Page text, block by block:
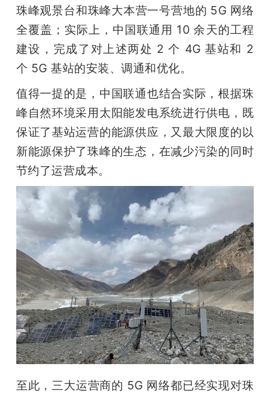
珠峰观景台和珠峰大本营一号营地的 5G 网络
全覆盖；实际上，中国联通用 10 余天的工程
建设，完成了对上述两处 2 个 4G 基站和 2
个 5G 基站的安装、调通和优化。
值得一提的是，中国联通也结合实际，根据珠
峰自然环境采用太阳能发电系统进行供电，既
保证了基站运营的能源供应，又最大限度的以
新能源保护了珠峰的生态，在减少污染的同时
节约了运营成本。
至此，三大运营商的 5G 网络都已经实现对珠